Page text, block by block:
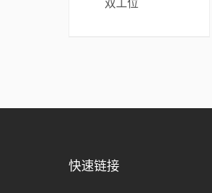
双工位
快速链接